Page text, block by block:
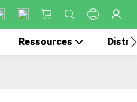
Ressources